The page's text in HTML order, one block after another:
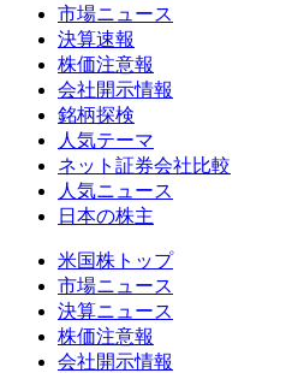
市場ニュース
決算速報
株価注意報
会社開示情報
銘柄探検
人気テーマ
ネット証券会社比較
人気ニュース
日本の株主
米国株トップ
市場ニュース
決算ニュース
株価注意報
会社開示情報